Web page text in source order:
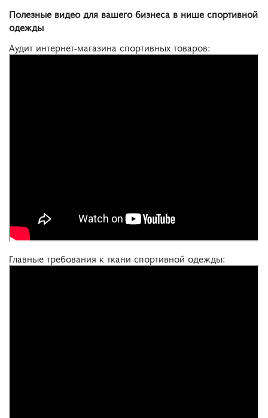
Полезные видео для вашего бизнеса в нише спортивной
одежды
Аудит интернет-магазина спортивных товаров:
Главные требования к ткани спортивной одежды: